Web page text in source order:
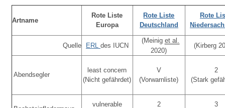
Artname
Rote Liste
Europa
Rote Liste
Deutschland
Rote
Quelle ERL des IUCN
(Meinig et al.
2020)
(Kirberg
Abendsegler
least concern
(Nicht gefährdet)
V
(Vorwarnliste)
2
(Stark
vulnerable
2
3